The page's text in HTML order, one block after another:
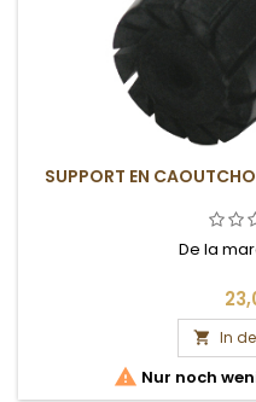
SUPPORT EN
De la
 In
 Nur noch